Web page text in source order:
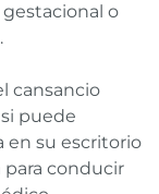
o
cansancio
puede
en su escritorio
para conducir